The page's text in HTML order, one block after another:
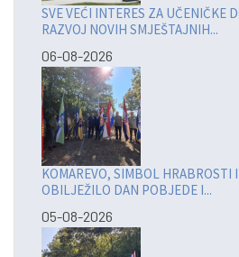
SVE VEĆI INTERES ZA UČENIČKE
RAZVOJ NOVIH SMJEŠTAJNIH...
06-08-2026
KOMAREVO, SIMBOL HRABROSTI
OBILJEŽILO DAN POBJEDE I...
05-08-2026